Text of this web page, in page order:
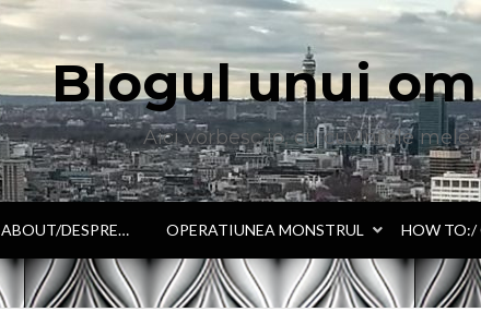
Blogul unui
Aici vorbesc io, cu cuvintele mele.
ABOUT/DESPRE… OPERATIUNEA MONSTRUL HOW TO:/